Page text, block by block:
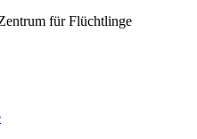
für Flüchtlinge